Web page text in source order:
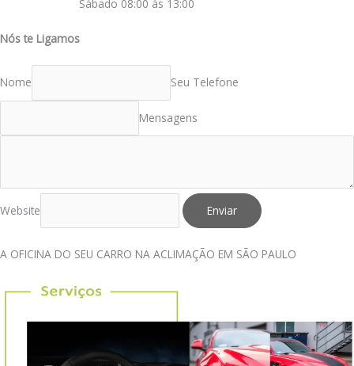
Sábado 08:00 às 13:00
Nós te Ligamos
Nome Seu Telefone
Mensagens
Website Enviar
A OFICINA DO SEU CARRO NA ACLIMAÇÃO EM SÃO PAULO